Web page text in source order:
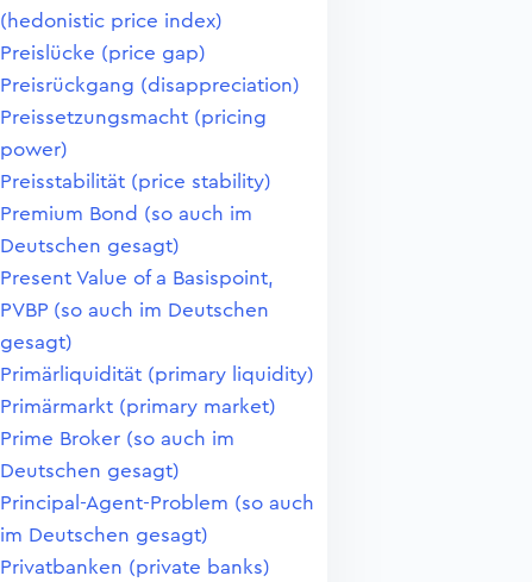
(hedonistic price index)
Preislücke (price gap)
Preisrückgang (disappreciation)
Preissetzungsmacht (pricing
power)
Preisstabilität (price stability)
Premium Bond (so auch im
Deutschen gesagt)
Present Value of a Basispoint,
PVBP (so auch im Deutschen
gesagt)
Primärliquidität (primary liquidity)
Primärmarkt (primary market)
Prime Broker (so auch im
Deutschen gesagt)
Principal-Agent-Problem (so auch
im Deutschen gesagt)
Privatbanken (private banks)